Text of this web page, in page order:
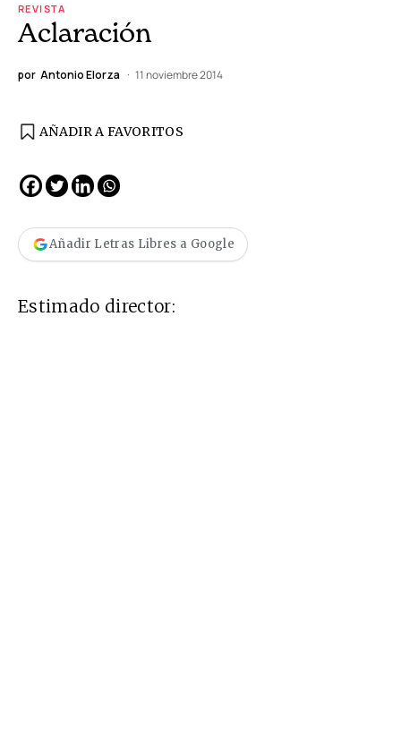
REVISTA
Aclaración
por Antonio Elorza 11 noviembre 2014
AÑADIR A FAVORITOS
Añadir Letras Libres a Google
Estimado director: